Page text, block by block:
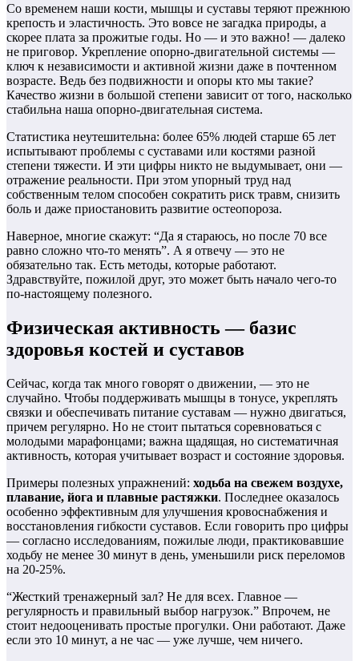
Со временем наши кости, мышцы и суставы теряют прежнюю
крепость и эластичность. Это вовсе не загадка природы, а
скорее плата за прожитые годы. Но — и это важно! — далеко
не приговор. Укрепление опорно-двигательной системы —
ключ к независимости и активной жизни даже в почтенном
возрасте. Ведь без подвижности и опоры кто мы такие?
Качество жизни в большой степени зависит от того, насколько
стабильна наша опорно-двигательная система.
Статистика неутешительна: более 65% людей старше 65 лет
испытывают проблемы с суставами или костями разной
степени тяжести. И эти цифры никто не выдумывает, они —
отражение реальности. При этом упорный труд над
собственным телом способен сократить риск травм, снизить
боль и даже приостановить развитие остеопороза.
Наверное, многие скажут: “Да я стараюсь, но после 70 все
равно сложно что-то менять”. А я отвечу — это не
обязательно так. Есть методы, которые работают.
Здравствуйте, пожилой друг, это может быть начало чего-то
по-настоящему полезного.
Физическая активность — базис
здоровья костей и суставов
Сейчас, когда так много говорят о движении, — это не
случайно. Чтобы поддерживать мышцы в тонусе, укреплять
связки и обеспечивать питание суставам — нужно двигаться,
причем регулярно. Но не стоит пытаться соревноваться с
молодыми марафонцами; важна щадящая, но систематичная
активность, которая учитывает возраст и состояние здоровья.
Примеры полезных упражнений: ходьба на свежем воздухе,
плавание, йога и плавные растяжки. Последнее оказалось
особенно эффективным для улучшения кровоснабжения и
восстановления гибкости суставов. Если говорить про цифры
— согласно исследованиям, пожилые люди, практиковавшие
ходьбу не менее 30 минут в день, уменьшили риск переломов
на 20-25%.
“Жесткий тренажерный зал? Не для всех. Главное —
регулярность и правильный выбор нагрузок.” Впрочем, не
стоит недооценивать простые прогулки. Они работают. Даже
если это 10 минут, а не час — уже лучше, чем ничего.